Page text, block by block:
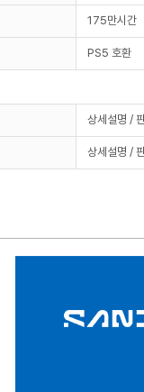
175만시간
PS5 호환
상세설명 /
상세설명 /